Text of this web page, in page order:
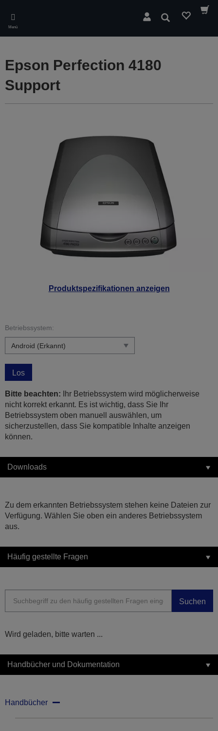
main
content
Menü
Suchen
Produktspezifikationen anzeigen
Epson Perfection 4180
Support
Betriebssystem:
Los
Bitte beachten: Ihr Betriebssystem wird möglicherweise
nicht korrekt erkannt. Es ist wichtig, dass Sie Ihr
Betriebssystem oben manuell auswählen, um
sicherzustellen, dass Sie kompatible Inhalte anzeigen
können.
Downloads
Zu dem erkannten Betriebssystem stehen keine Dateien zur
Verfügung. Wählen Sie oben ein anderes Betriebssystem
aus.
Häufig gestellte Fragen
Suchen
Wird geladen, bitte warten ...
Handbücher und Dokumentation
Handbücher